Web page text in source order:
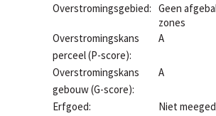
Overstromingsgebied: Geen
zones
Overstromingskans
perceel (P-score):
A
Overstromingskans
gebouw (G-score):
A
Erfgoed:
Niet